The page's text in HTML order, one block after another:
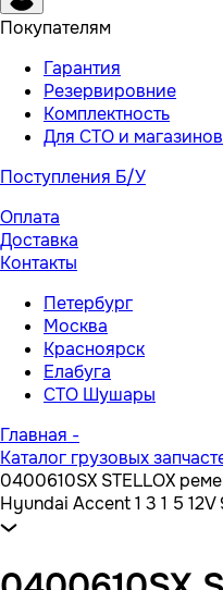
Покупателям
Гарантия
Резервировние
Комплектность
Для СТО и магазинов
Поступления Б/У
Оплата
Доставка
Контакты
Петербург
Москва
Красноярск
Елабуга
СТО Шушары
Главная -
Каталог грузовых
0400610SX STELLOX
Hyundai Accent 1 3 1 5 12V